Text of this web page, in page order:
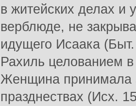
в житейских делах и
верблюде, не
идущего Исаака
Рахиль целованием
Женщина принимала
празднествах (Исх.